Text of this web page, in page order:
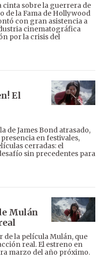
cinta sobre la guerrera de
de la Fama de Hollywood
con gran asistencia a
cinematográfica
por la crisis del
El
de James Bond atrasado,
en festivales,
cerradas: el
sin precedentes para
Mulán
la película Mulán, que
real. El estreno en
marzo del año próximo.